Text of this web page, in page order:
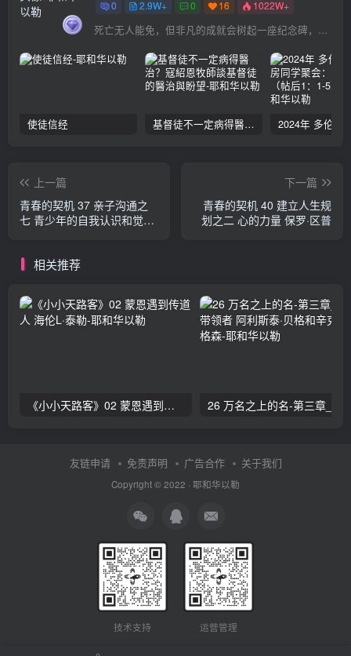
0 2.9W+ 0 16 1022W+
死亡无人能免，但非凡的成就会树起一座纪念碑，它将一直立到太阳冷却之时
使徒信经 基督徒不一定病得醫治？寇紹恩牧師談基督徒的醫治與盼望
上一篇
青春的契机 37 亲子沟通之
七 青少年的自我认识和觉醒
下一篇
青春的契机 40 建立人生规
划之二 心的力量 保罗·区普
相关推荐
《小小天路客》02 蒙恩遇到传道人 海伦L·泰勒
友链申请 免责声明 广告合作 关于我们
Copyright © 2022 · 耶和华以勒
技术支持 运营管理